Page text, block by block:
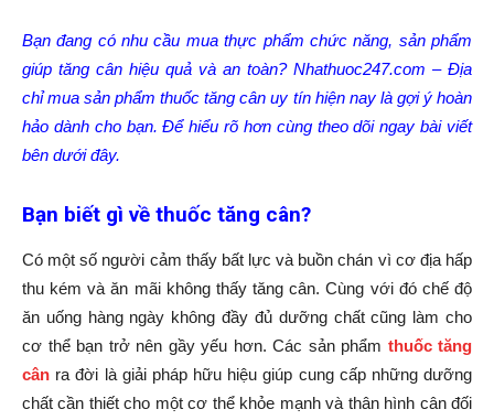
Bạn đang có nhu cầu mua thực phẩm chức năng, sản phẩm
giúp tăng cân hiệu quả và an toàn? Nhathuoc247.com – Địa
chỉ mua sản phẩm thuốc tăng cân uy tín hiện nay là gợi ý hoàn
hảo dành cho bạn. Để hiểu rõ hơn cùng theo dõi ngay bài viết
bên dưới đây.
Bạn biết gì về thuốc tăng cân?
Có một số người cảm thấy bất lực và buồn chán vì cơ địa hấp
thu kém và ăn mãi không thấy tăng cân. Cùng với đó chế độ
ăn uống hàng ngày không đầy đủ dưỡng chất cũng làm cho
cơ thể bạn trở nên gầy yếu hơn. Các sản phẩm thuốc tăng
cân ra đời là giải pháp hữu hiệu giúp cung cấp những dưỡng
chất cần thiết cho một cơ thể khỏe mạnh và thân hình cân đối